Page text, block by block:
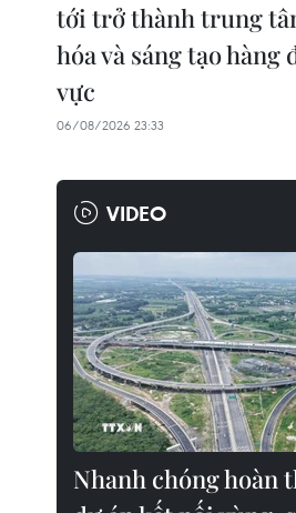
tới trở thành trung
hóa và sáng tạo hàng
vực
06/08/2026 23:33
VIDEO
Nhanh chóng hoàn